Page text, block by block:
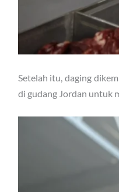
Setelah itu, daging
di gudang Jordan untuk